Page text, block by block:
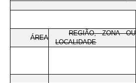
ÁREA
REGIÃO, ZONA OU
LOCALIDADE